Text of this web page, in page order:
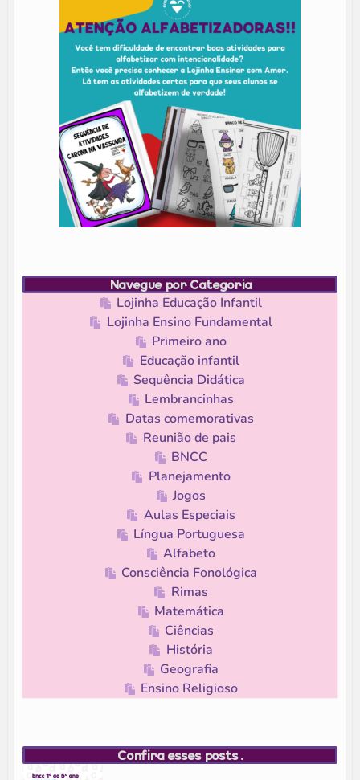
Navegue por Categoria
Lojinha Educação Infantil
Lojinha Ensino Fundamental
Primeiro ano
Educação infantil
Sequência Didática
Lembrancinhas
Datas comemorativas
Reunião de pais
BNCC
Planejamento
Jogos
Aulas Especiais
Língua Portuguesa
Alfabeto
Consciência Fonológica
Rimas
Matemática
Ciências
História
Geografia
Ensino Religioso
Confira esses posts.